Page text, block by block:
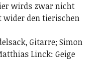
wirds zwar nicht
den tierischen
Gitarre; ­Simon
Linck: Geige